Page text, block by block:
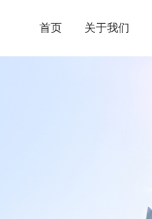
首页 关于我们